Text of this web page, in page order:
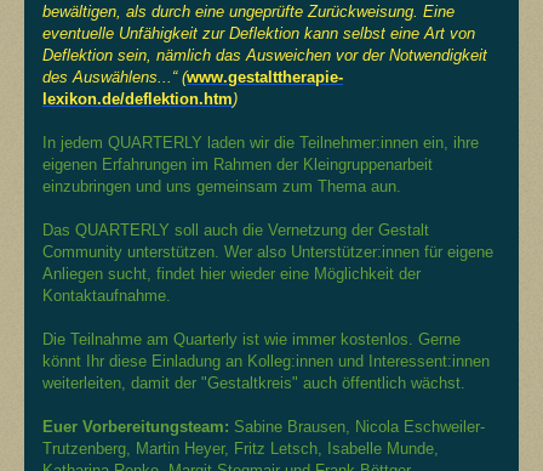
bewältigen, als durch eine ungeprüfte Zurückweisung. Eine
eventuelle Unfähigkeit zur Deflektion kann selbst eine Art von
Deflektion sein, nämlich das Ausweichen vor der Notwendigkeit
des Auswählens...“ (www.gestalttherapie-
lexikon.de/deflektion.htm)
In jedem QUARTERLY laden wir die Teilnehmer:innen ein, ihre
eigenen Erfahrungen im Rahmen der Kleingruppenarbeit
einzubringen und uns gemeinsam zum Thema aun.
Das QUARTERLY soll auch die Vernetzung der Gestalt
Community unterstützen. Wer also Unterstützer:innen für eigene
Anliegen sucht, findet hier wieder eine Möglichkeit der
Kontaktaufnahme.
Die Teilnahme am Quarterly ist wie immer kostenlos. Gerne
könnt Ihr diese Einladung an Kolleg:innen und Interessent:innen
weiterleiten, damit der "Gestaltkreis" auch öffentlich wächst.
Euer Vorbereitungsteam: Sabine Brausen, Nicola Eschweiler-
Trutzenberg, Martin Heyer, Fritz Letsch, Isabelle Munde,